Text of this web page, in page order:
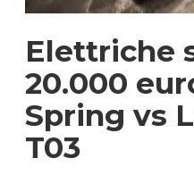
Elettriche
20.000
Spring vs
T03